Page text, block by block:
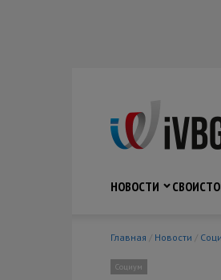
НОВОСТИ
СВО
Главная / Новости /
Социум